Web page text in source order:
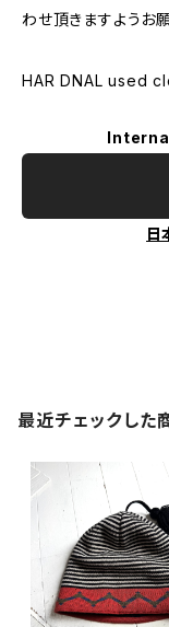
わせ頂きますようお
HAR DNAL used
日
最近チェックした